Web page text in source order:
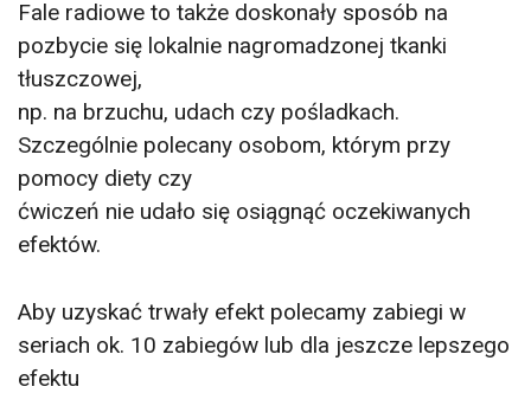
Fale radiowe to także doskonały sposób na
pozbycie się lokalnie nagromadzonej tkanki
tłuszczowej,
np. na brzuchu, udach czy pośladkach.
Szczególnie polecany osobom, którym przy
pomocy diety czy
ćwiczeń nie udało się osiągnąć oczekiwanych
efektów.
Aby uzyskać trwały efekt polecamy zabiegi w
seriach ok. 10 zabiegów lub dla jeszcze lepszego
efektu